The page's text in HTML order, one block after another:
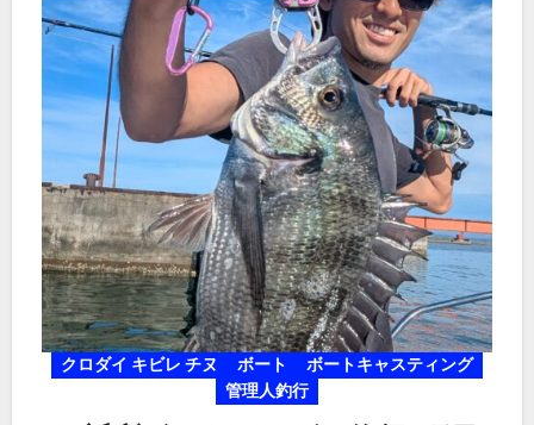
クロダイ キビレ チヌ ボート
ボートキャスティング
管理人釣行